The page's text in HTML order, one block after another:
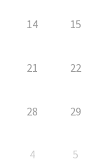
14 15
21 22
28 29
4 5